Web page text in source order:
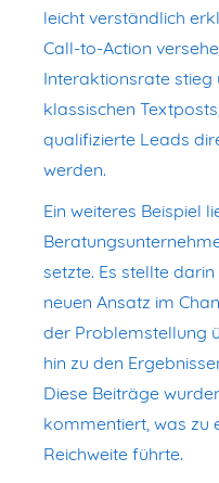
leicht verständlich
Call-to-Action
Interaktionsrate stieg
klassischen
qualifizierte Leads
werden.
Ein weiteres Beispiel
setzte. Es stellte
neuen Ansatz im
der Problemstellung
hin zu den
Diese Beiträge
kommentiert, was zu
Reichweite führte.